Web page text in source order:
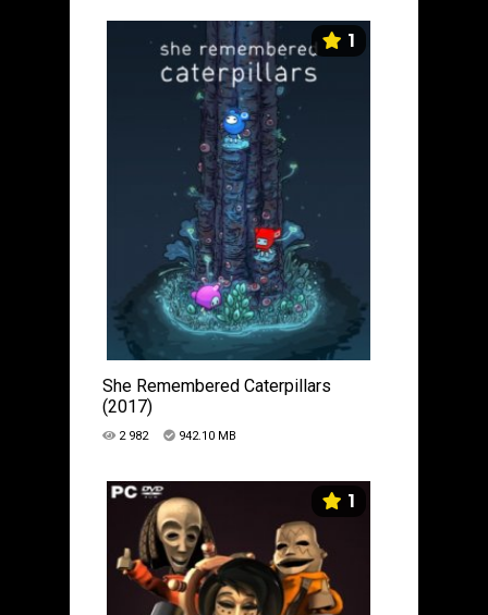
1
She Remembered Caterpillars
(2017)
2 982 942.10 MB
1